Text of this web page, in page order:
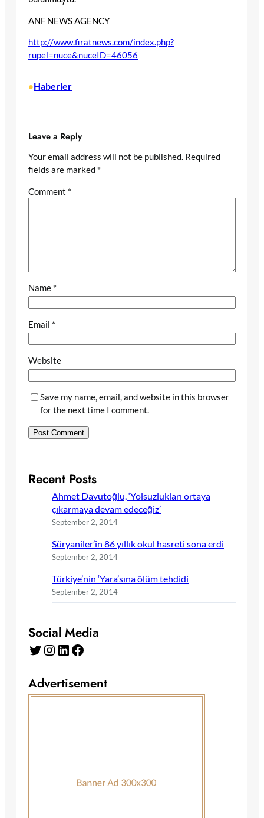
ANF NEWS AGENCY
http://www.firatnews.com/index.php?
rupel=nuce&nuceID=46056
•Haberler
Leave a Reply
Your email address will not be published. Required
fields are marked *
Comment *
Name *
Email *
Website
Save my name, email, and website in this browser
for the next time I comment.
Recent Posts
Ahmet Davutoğlu, ‘Yolsuzlukları ortaya
çıkarmaya devam edeceğiz’
September 2, 2014
Süryaniler’in 86 yıllık okul hasreti sona erdi
September 2, 2014
Türkiye’nin ‘Yara’sına ölüm tehdidi
September 2, 2014
Social Media
Twitter Instagram LinkedIn Facebook
Advertisement